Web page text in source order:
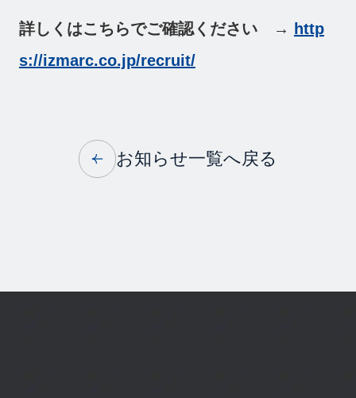
Contact
詳しくはこちらでご確認ください →
http
s://izmarc.co.jp/recruit/
お知らせ一覧へ戻る